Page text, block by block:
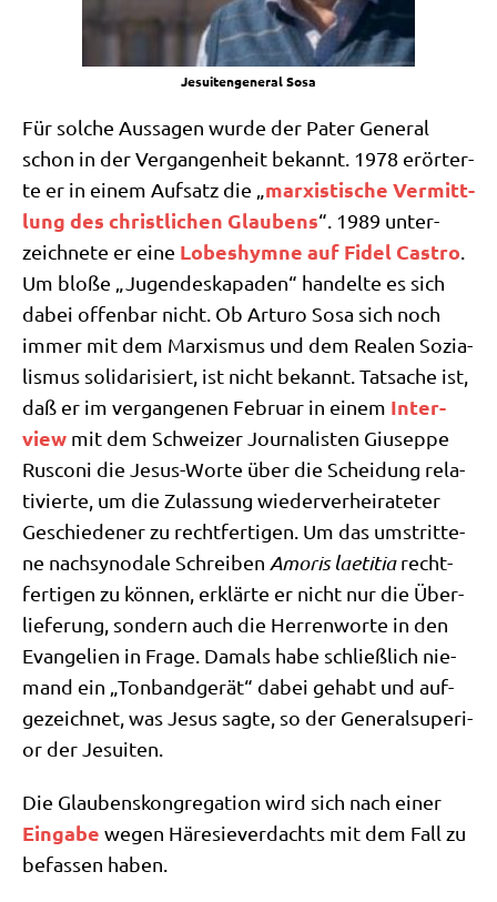
Jesui­ten­ge­ne­ral Sosa
Für sol­che Aus­sa­gen wur­de der Pater Gene­ral
schon in der Ver­gan­gen­heit bekannt. 1978 erör­ter­
te er in einem Auf­satz die „mar­xi­sti­sche Ver­mitt­
lung des christ­li­chen Glau­bens“. 1989 unter­
zeich­ne­te er eine Lobes­hym­ne auf Fidel Castro.
Um blo­ße „Jugend­es­ka­pa­den“ han­del­te es sich
dabei offen­bar nicht. Ob Arturo Sosa sich noch
immer mit dem Mar­xis­mus und dem Rea­len Sozia­
lis­mus soli­da­ri­siert, ist nicht bekannt. Tat­sa­che ist,
daß er im ver­gan­ge­nen Febru­ar in einem Inter­
view mit dem Schwei­zer Jour­na­li­sten Giu­sep­pe
Rus­co­ni die Jesus-Wor­te über die Schei­dung rela­
ti­vier­te, um die Zulas­sung wie­der­ver­hei­ra­te­ter
Geschie­de­ner zu recht­fer­ti­gen. Um das umstrit­te­
ne nach­syn­oda­le Schrei­ben Amo­ris lae­ti­tiarecht­
fer­ti­gen zu kön­nen, erklär­te er nicht nur die Über­
lie­fe­rung, son­dern auch die Her­ren­wor­te in den
Evan­ge­li­en in Fra­ge. Damals habe schließ­lich nie­
mand ein „Ton­band­ge­rät“ dabei gehabt und auf­
ge­zeich­net, was Jesus sag­te, so der Gene­ral­su­pe­ri­
or der Jesuiten.
Die Glau­bens­kon­gre­ga­ti­on wird sich nach einer
Ein­ga­be wegen Häre­sie­ver­dachts mit dem Fall zu
befas­sen haben.